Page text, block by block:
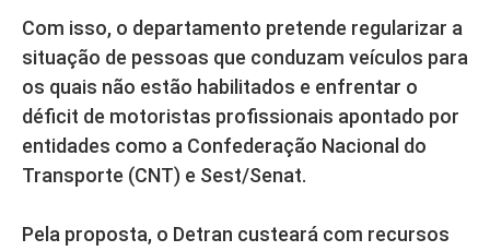
Com isso, o departamento pretende regularizar a
situação de pessoas que conduzam veículos para
os quais não estão habilitados e enfrentar o
déficit de motoristas profissionais apontado por
entidades como a Confederação Nacional do
Transporte (CNT) e Sest/Senat.
Pela proposta, o Detran custeará com recursos